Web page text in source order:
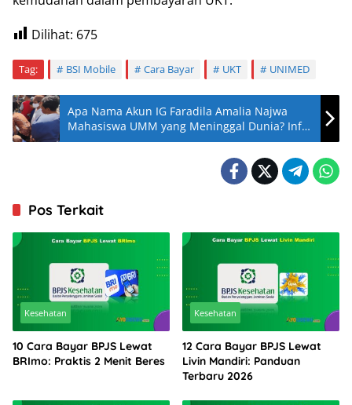
Dilihat: 675
Tag: BSI Mobile Cara Bayar UKT UNIMED
Apa Nama Akun IG Faradila Amalia Najwa
Mahasiswa UMM yang Meninggal Dunia? Info
Ada
Pos Terkait
Kesehatan
10 Cara Bayar BPJS Lewat
BRImo: Praktis 2 Menit Beres
Kesehatan
12 Cara Bayar BPJS Lewat
Livin Mandiri: Panduan
Terbaru 2026